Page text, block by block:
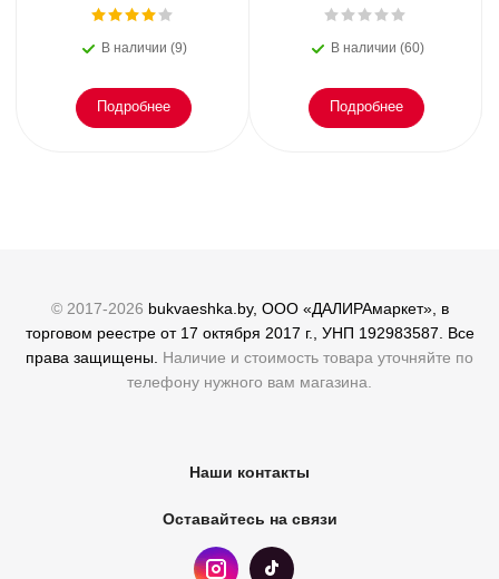
иллюстрациями).Кн.1
В наличии (9)
Подробнее
В наличии (60)
Подробнее
© 2017-2026 bukvaeshka.by, ООО «ДАЛИРАмаркет», в
торговом реестре от 17 октября 2017 г., УНП 192983587. Все
права защищены. Наличие и стоимость товара уточняйте по
телефону нужного вам магазина.
Наши контакты
Оставайтесь на связи